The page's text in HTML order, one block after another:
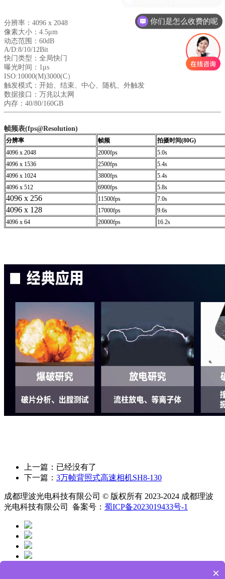
分辨率：4096 x 2048
像素大小：4.5μm
动态范围：60dB
A/D:8/10/12Bit
快门类型：全局快门
曝光时间：1μs
ISO:10000(M)3000(C）
触发模式：开始、结束、中心、随机、外触发
数据接口：万兆以太网
内存：40/80/160GB
帧频表(fps@Resolution)
分辨率 帧频
拍摄时间(80G)
4096 x 2048
2000fps
5.0s
4096 x 1536
2500fps
5.4s
4096 x 1024
3800fps
5.4s
4096 x 512
6900fps 5.8s
4096 x 256 11500fps 7.0s
4096 x 128 17000fps
9.6s
4096 x 64
20000fps 16.2s
上一篇：已经没有了
下一篇： 3万帧背照式高速相机SH8-130
成都理波光电科技有限公司 © 版权所有 2023-2024 成都理波
光电科技有限公司 备案号： 蜀ICP备2023019433号-1
你们是怎么收费的呢
×